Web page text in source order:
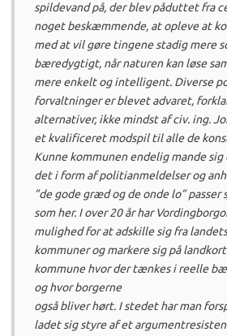
spildevand på, der blev påduttet fra
noget beskæmmende, at opleve at
med at vil gøre tingene stadig mere
bæredygtigt, når naturen kan løse
mere enkelt og intelligent. Diverse
forvaltninger er blevet advaret,
alternativer, ikke mindst af civ. ing.
et kvalificeret modspil til alle de
Kunne kommunen endelig mande
det i form af politianmeldelser og
”de gode græd og de onde lo”
som her. I over 20 år har
mulighed for at adskille sig fra
kommuner og markere sig på
kommune hvor der tænkes i reelle
og hvor borgerne
også bliver hørt. I stedet har man
ladet sig styre af et